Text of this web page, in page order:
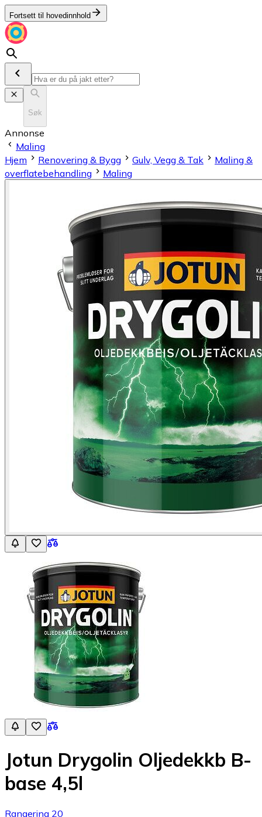
Fortsett til hovedinnhold
Søk
Annonse
Maling
Hjem
Renovering & Bygg Gulv, Vegg & Tak
Maling &
overflatebehandling
Maling
Jotun Drygolin Oljedekkb B-
base 4,5l
Rangering 20